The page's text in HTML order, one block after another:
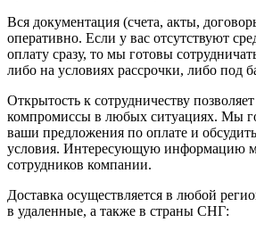
Вся документация (счета, акты,
оперативно. Если у вас отсутствуют
оплату сразу, то мы готовы
либо на условиях рассрочки, либо под
Открытость к сотрудничеству
компромиссы в любых ситуациях. Мы
ваши предложения по оплате и
условия. Интересующую информацию
сотрудников компании.
Доставка осуществляется в любой
в удаленные, а также в страны СНГ: